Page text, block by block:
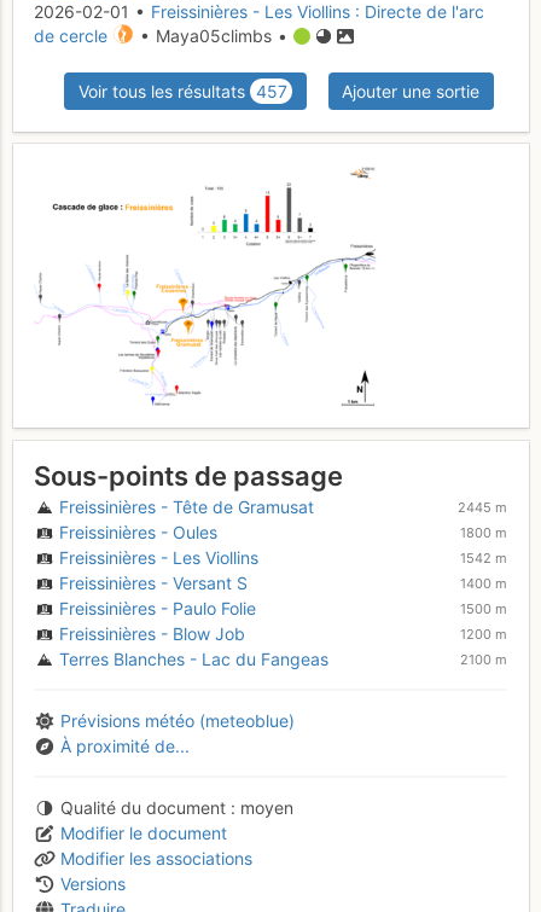
2026-02-01 • Freissinières - Les Viollins : Directe de l'arc
de cercle
• Maya05climbs •
Voir tous les résultats 457 Ajouter une sortie
Sous-points de passage
Freissinières - Tête de Gramusat 2445 m
Freissinières - Oules 1800 m
Freissinières - Les Viollins 1542 m
Freissinières - Versant S 1400 m
Freissinières - Paulo Folie 1500 m
Freissinières - Blow Job 1200 m
Terres Blanches - Lac du Fangeas 2100 m
Prévisions météo (meteoblue)
À proximité de...
Qualité du document
moyen
Modifier le document
Modifier les associations
Versions